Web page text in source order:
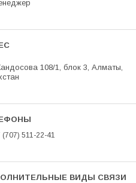
108/1, блок 3, Алматы,
(707) 511-22-41